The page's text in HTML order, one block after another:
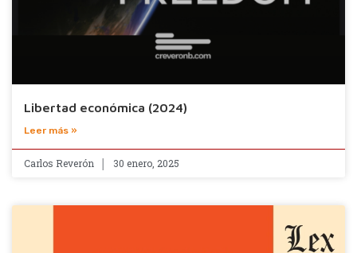
Libertad económica (2024)
Leer más »
Carlos Reverón 30 enero, 2025